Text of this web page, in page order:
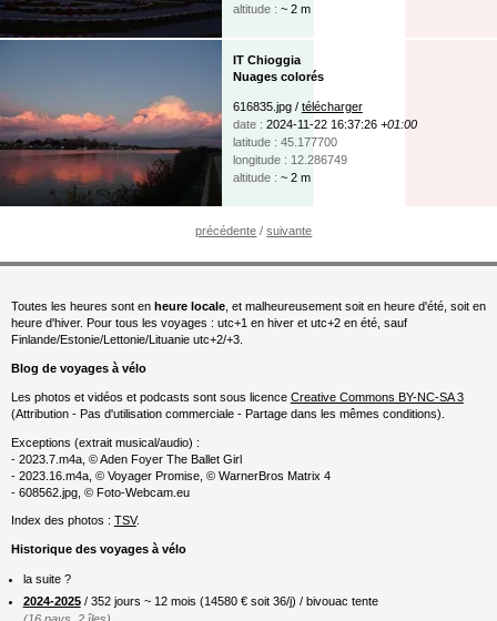
altitude : ~ 2 m
IT Chioggia
Nuages colorés
616835.jpg / télécharger
date : 2024-11-22 16:37:26 +01:00
latitude : 45.177700
longitude : 12.286749
altitude : ~ 2 m
précédente /suivante
Toutes les heures sont en heure locale, et malheureusement soit en heure d'été, soit en
heure d'hiver. Pour tous les voyages : utc+1 en hiver et utc+2 en été, sauf
Finlande/Estonie/Lettonie/Lituanie utc+2/+3.
Blog de voyages à vélo
Les photos et vidéos et podcasts sont sous licence Creative Commons BY-NC-SA 3
(Attribution - Pas d'utilisation commerciale - Partage dans les mêmes conditions).
Exceptions (extrait musical/audio) :
- 2023.7.m4a, © Aden Foyer The Ballet Girl
- 2023.16.m4a, © Voyager Promise, © WarnerBros Matrix 4
- 608562.jpg, © Foto-Webcam.eu
Index des photos : TSV.
Historique des voyages à vélo
la suite ?
2024-2025/ 352 jours ~ 12 mois (14580€ soit 36/j) / bivouac tente